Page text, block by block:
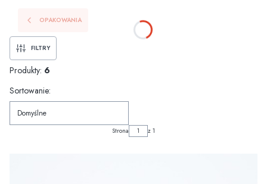
OPAKOWANIA
FILTRY
Produkty: 6
Lista produktów
Sortowanie:
Domyślne
Strona z 1